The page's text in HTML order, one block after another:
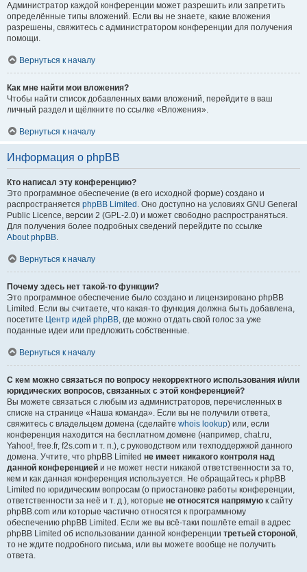
Администратор каждой конференции может разрешить или запретить
определённые типы вложений. Если вы не знаете, какие вложения
разрешены, свяжитесь с администратором конференции для получения
помощи.
Вернуться к началу
Как мне найти мои вложения?
Чтобы найти список добавленных вами вложений, перейдите в ваш
личный раздел и щёлкните по ссылке «Вложения».
Вернуться к началу
Информация о phpBB
Кто написал эту конференцию?
Это программное обеспечение (в его исходной форме) создано и
распространяется phpBB Limited . Оно доступно на условиях GNU General
Public Licence, версии 2 (GPL-2.0) и может свободно распространяться.
Для получения более подробных сведений перейдите по ссылке
About phpBB.
Вернуться к началу
Почему здесь нет такой-то функции?
Это программное обеспечение было создано и лицензировано phpBB
Limited. Если вы считаете, что какая-то функция должна быть добавлена,
посетите Центр идей phpBB, где можно отдать свой голос за уже
поданные идеи или предложить собственные.
Вернуться к началу
С кем можно связаться по вопросу некорректного использования и/или
юридических вопросов, связанных с этой конференцией?
Вы можете связаться с любым из администраторов, перечисленных в
списке на странице «Наша команда». Если вы не получили ответа,
свяжитесь с владельцем домена (сделайте whois lookup) или, если
конференция находится на бесплатном домене (например, chat.ru,
Yahoo!, free.fr, f2s.com и т. п.), с руководством или техподдержкой данного
домена. Учтите, что phpBB Limited не имеет никакого контроля над
данной конференцией и не может нести никакой ответственности за то,
кем и как данная конференция используется. Не обращайтесь к phpBB
Limited по юридическим вопросам (о приостановке работы конференции,
ответственности за неё и т. д.), которые не относятся напрямую к сайту
phpBB.com или которые частично относятся к программному
обеспечению phpBB Limited. Если же вы всё-таки пошлёте email в адрес
phpBB Limited об использовании данной конференции третьей стороной,
то не ждите подробного письма, или вы можете вообще не получить
ответа.